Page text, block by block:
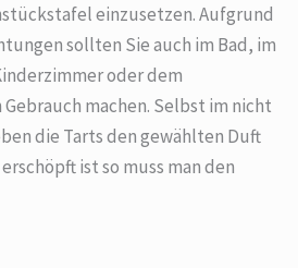
einzusetzen. Aufgrund
sollten Sie auch im Bad, im
oder dem
machen. Selbst im nicht
die Tarts den gewählten Duft
ist so muss man den